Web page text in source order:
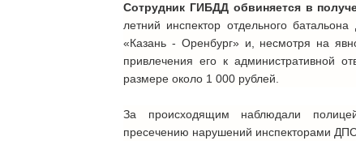
Сотрудник ГИБДД обвиняется в
летний инспектор отдельного
«Казань - Оренбург» и, несмотря на
привлечения его к административной
размере около 1 000 рублей.
За происходящим наблюдали
пресечению нарушений инспекторами